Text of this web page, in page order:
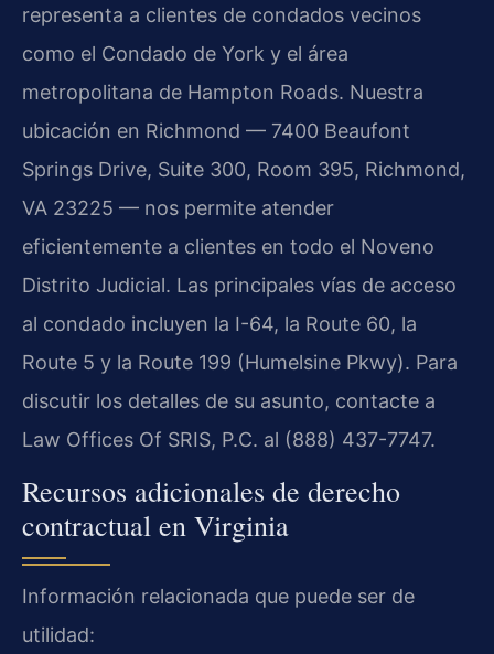
representa a clientes de condados vecinos
como el Condado de York y el área
metropolitana de Hampton Roads. Nuestra
ubicación en Richmond — 7400 Beaufont
Springs Drive, Suite 300, Room 395, Richmond,
VA 23225 — nos permite atender
eficientemente a clientes en todo el Noveno
Distrito Judicial. Las principales vías de acceso
al condado incluyen la I-64, la Route 60, la
Route 5 y la Route 199 (Humelsine Pkwy). Para
discutir los detalles de su asunto, contacte a
Law Offices Of SRIS, P.C. al (888) 437-7747.
Recursos adicionales de derecho
contractual en Virginia
Información relacionada que puede ser de
utilidad: